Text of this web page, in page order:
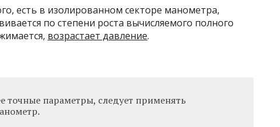
есть в изолированном секторе манометра,
по степени роста вычисляемого полного
возрастает давление.
точные параметры, следует применять